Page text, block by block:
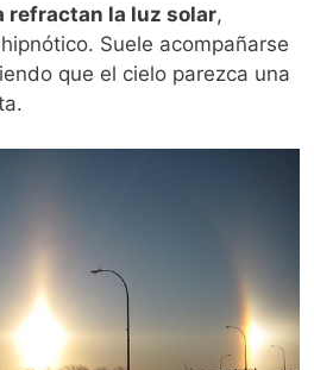
refractan la luz solar,
Suele acompañarse
que el cielo parezca una